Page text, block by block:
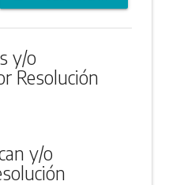
y/o
Resolución
y/o